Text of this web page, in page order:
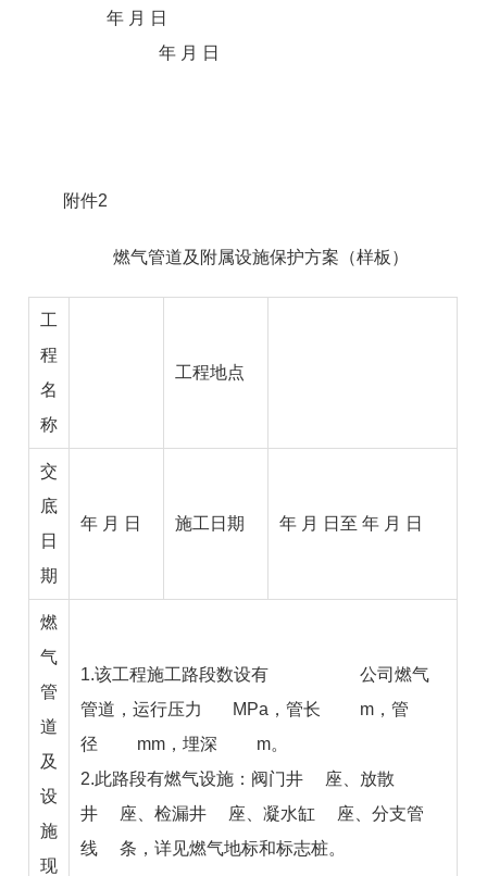
年 月 日
年 月 日
附件2
燃气管道及附属设施保护方案（样板）
工
程
名
称
工程地点
交
底
日
期
年 月 日 施工日期 年 月 日至 年 月 日
燃
气
管
道
及
设
施
现
1.该工程施工路段数设有
公司燃气
管道，运行压力
MPa，管长
m，管
径
mm，埋深
m。
2.此路段有燃气设施：阀门井
座、放散
井
座、检漏井 座、凝水缸
座、分支管
线
条，详见燃气地标和标志桩。